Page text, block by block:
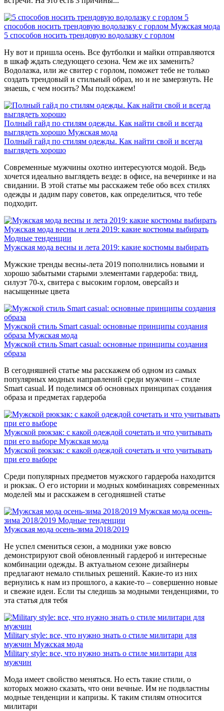
5
способов носить трендовую водолазку с горлом Мужская мода
5 способов носить трендовую водолазку с горлом
Ну вот и пришла осень. Все футболки и майки отправляются
в шкаф ждать следующего сезона. Чем же их заменить?
Водолазка, или же свитер с горлом, поможет тебе не только
создать трендовый и стильный образ, но и не замерзнуть. Не
знаешь, с чем носить? Мы подскажем!
Полный гайд по стилям одежды. Как найти свой и всегда
выглядеть хорошо Мужская мода
Полный гайд по стилям одежды. Как найти свой и всегда
выглядеть хорошо
Современные мужчины охотно интересуются модой. Ведь
хочется идеально выглядеть везде: в офисе, на вечеринке и на
свидании. В этой статье мы расскажем тебе обо всех стилях
одежды и дадим пару советов, как определиться, что тебе
подходит.
Мужская мода весны и лета 2019: какие костюмы выбирать
Модные тенденции
Мужская мода весны и лета 2019: какие костюмы выбирать
Мужские тренды весны-лета 2019 пополнились новыми и
хорошо забытыми старыми элементами гардероба: твид,
силуэт 70-х, свитера с высоким горлом, оверсайз и
насыщенные цвета
Мужской стиль Smart casual: основные принципы создания
образа Мужская мода
Мужской стиль Smart casual: основные принципы создания
образа
В сегодняшней статье мы расскажем об одном из самых
популярных модных направлений среди мужчин – стиле
Smart casual. И поделимся об основных принципах создания
образа и предметах гардероба
Мужской рюкзак: с какой одеждой сочетать и что учитывать
при его выборе Мужская мода
Мужской рюкзак: с какой одеждой сочетать и что учитывать
при его выборе
Среди популярных предметов мужского гардероба находится
и рюкзак. О его истории и модных комбинациях современных
моделей мы и расскажем в сегодняшней статье
Мужская мода осень-
зима 2018/2019 Модные тенденции
Мужская мода осень-зима 2018/2019
Не успел смениться сезон, а модники уже вовсю
демонстрируют свой обновленный гардероб и интересные
комбинации одежды. В актуальном сезоне дизайнеры
предлагают немало стильных решений. Какие-то из них
вернулись к нам из прошлого, а какие-то – совершенно новые
и свежие идеи. Если ты следишь за модными тенденциями, то
эта статья для тебя
Military style: все, что нужно знать о стиле милитари для
мужчин Мужская мода
Military style: все, что нужно знать о стиле милитари для
мужчин
Мода имеет свойство меняться. Но есть такие стили, о
которых можно сказать, что они вечные. Им не подвластны
модные тенденции и капризы. К таким стилям относится
милитари